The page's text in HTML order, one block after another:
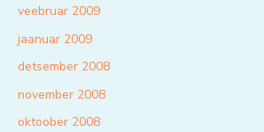
veebruar 2009
jaanuar 2009
detsember 2008
november 2008
oktoober 2008